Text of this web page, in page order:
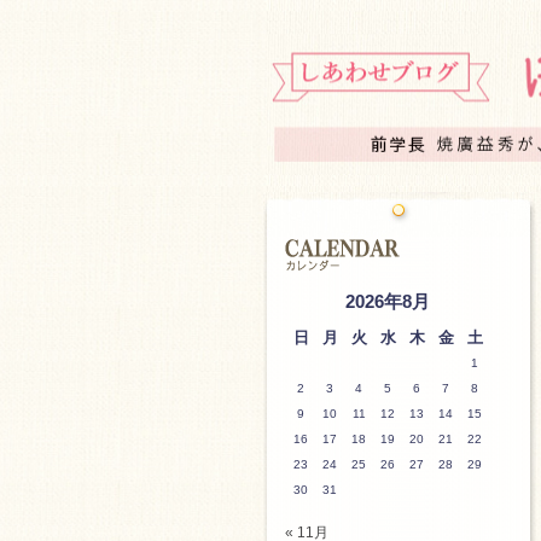
2026年8月
日 月 火 水 木 金 土
1
2
3 4 5 6 7
8
9
10 11 12 13 14
15
16
17 18 19 20 21
22
23
24 25 26 27 28
29
30
31
« 11月